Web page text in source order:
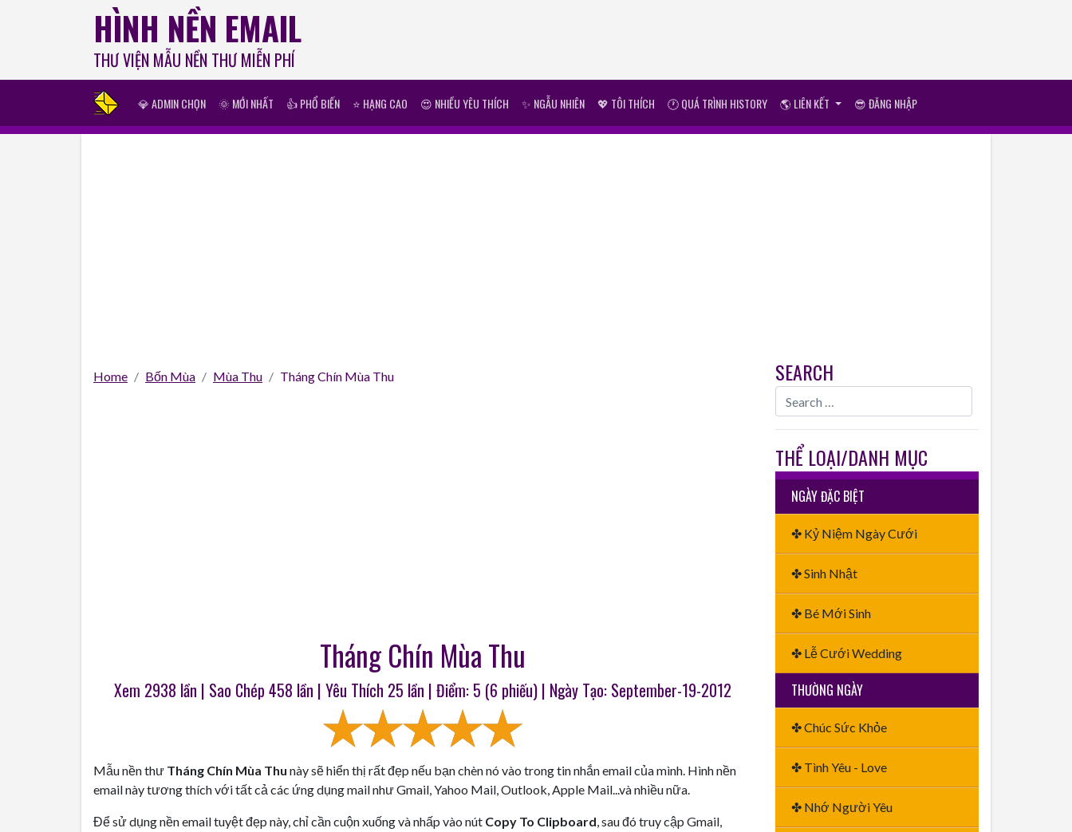
HÌNH NỀN EMAIL
THƯ VIỆN MẪU NỀN THƯ MIỄN PHÍ
💎 ADMIN CHỌN 🌞 MỚI NHẤT 👍 PHỔ BIẾN ⭐ HẠNG CAO 😍 NHIỀU YÊU THÍCH ✨ NGẪU NHIÊN 💖 TÔI THÍCH 🕐 QUÁ TRÌNH HISTORY 🌎 LIÊN KẾT 😎 ĐĂNG NHẬP
Home Bốn Mùa Mùa Thu Tháng Chín Mùa Thu
Tháng Chín Mùa Thu
Xem 2938 lần | Sao Chép 458 lần | Yêu Thích 25 lần | Điểm: 5 (6 phiếu) | Ngày Tạo: September-19-2012
Mẫu nền thư Tháng Chín Mùa Thu này sẽ hiển thị rất đẹp nếu bạn chèn nó vào trong tin nhắn email của mình. Hình nền
email này tương thích với tất cả các ứng dụng mail như Gmail, Yahoo Mail, Outlook, Apple Mail...và nhiều nữa.
Để sử dụng nền email tuyệt đẹp này, chỉ cần cuộn xuống và nhấp vào nút Copy To Clipboard, sau đó truy cập Gmail,
SEARCH
THỂ LOẠI/DANH MỤC
NGÀY ĐẶC BIỆT
✤ Kỷ Niệm Ngày Cưới
✤ Sinh Nhật
✤ Bé Mới Sinh
✤ Lễ Cưới Wedding
THƯỜNG NGÀY
✤ Chúc Sức Khỏe
✤ Tình Yêu - Love
✤ Nhớ Người Yêu